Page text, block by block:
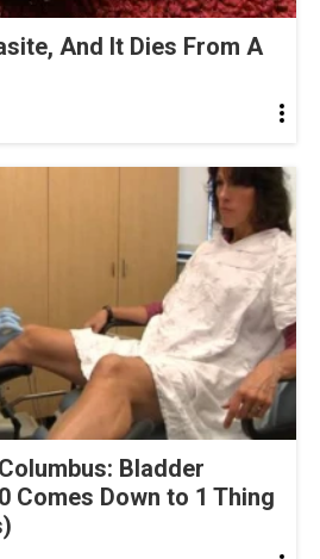
And It Dies From A
Bladder
Comes Down to 1 Thing